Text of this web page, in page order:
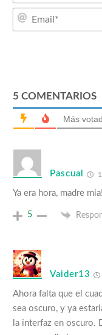
5 COMENTARIOS
Más
Pascual
Ya era hora, madre
5
Vaider13
Ahora falta que el
sea oscuro, y ya
la interfaz en oscuro.